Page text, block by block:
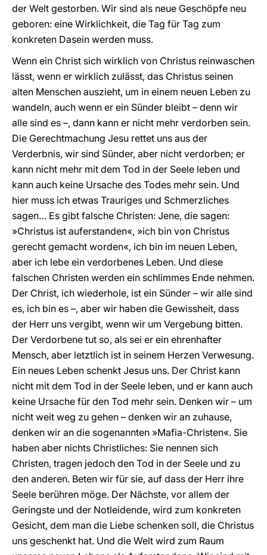
der Welt gestorben. Wir sind als neue Geschöpfe neu
geboren: eine Wirklichkeit, die Tag für Tag zum
konkreten Dasein werden muss.
Wenn ein Christ sich wirklich von Christus reinwaschen
lässt, wenn er wirklich zulässt, das Christus seinen
alten Menschen auszieht, um in einem neuen Leben zu
wandeln, auch wenn er ein Sünder bleibt – denn wir
alle sind es –, dann kann er nicht mehr verdorben sein.
Die Gerechtmachung Jesu rettet uns aus der
Verderbnis, wir sind Sünder, aber nicht verdorben; er
kann nicht mehr mit dem Tod in der Seele leben und
kann auch keine Ursache des Todes mehr sein. Und
hier muss ich etwas Trauriges und Schmerzliches
sagen… Es gibt falsche Christen: Jene, die sagen:
»Christus ist auferstanden«, »ich bin von Christus
gerecht gemacht worden«, ich bin im neuen Leben,
aber ich lebe ein verdorbenes Leben. Und diese
falschen Christen werden ein schlimmes Ende nehmen.
Der Christ, ich wiederhole, ist ein Sünder – wir alle sind
es, ich bin es –, aber wir haben die Gewissheit, dass
der Herr uns vergibt, wenn wir um Vergebung bitten.
Der Verdorbene tut so, als sei er ein ehrenhafter
Mensch, aber letztlich ist in seinem Herzen Verwesung.
Ein neues Leben schenkt Jesus uns. Der Christ kann
nicht mit dem Tod in der Seele leben, und er kann auch
keine Ursache für den Tod mehr sein. Denken wir – um
nicht weit weg zu gehen – denken wir an zuhause,
denken wir an die sogenannten »Mafia-Christen«. Sie
haben aber nichts Christliches: Sie nennen sich
Christen, tragen jedoch den Tod in der Seele und zu
den anderen. Beten wir für sie, auf dass der Herr ihre
Seele berühren möge. Der Nächste, vor allem der
Geringste und der Notleidende, wird zum konkreten
Gesicht, dem man die Liebe schenken soll, die Christus
uns geschenkt hat. Und die Welt wird zum Raum